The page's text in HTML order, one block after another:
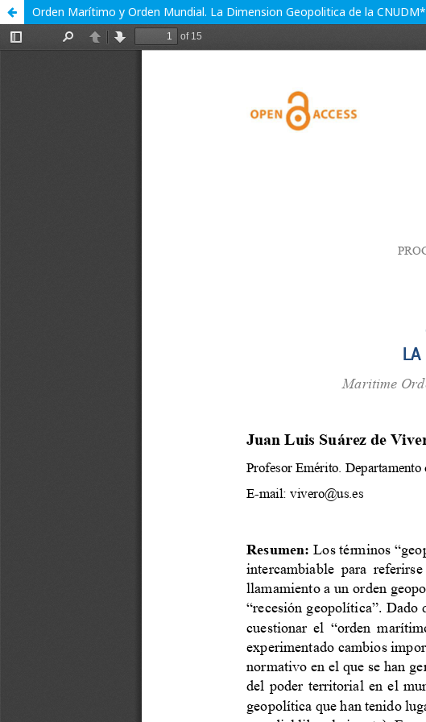
Orden Marítimo y Orden Mundial. La Dimension Geopolitica de la CNUDM*